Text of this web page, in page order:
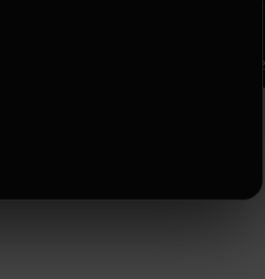
All Rights Reserved ©